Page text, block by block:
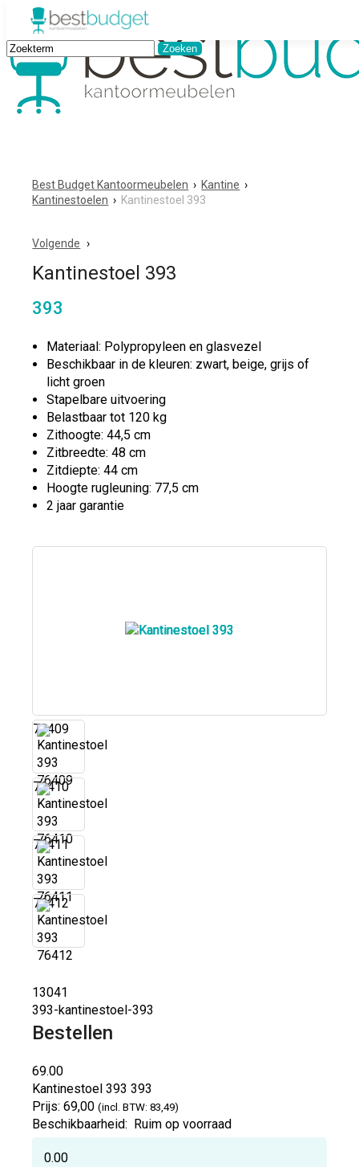
Best Budget Kantoormeubelen › Kantine ›
Kantinestoelen › Kantinestoel 393
Volgende
Kantinestoel 393
393
Materiaal: Polypropyleen en glasvezel
Beschikbaar in de kleuren: zwart, beige, grijs of
licht groen
Stapelbare uitvoering
Belastbaar tot 120 kg
Zithoogte: 44,5 cm
Zitbreedte: 48 cm
Zitdiepte: 44 cm
Hoogte rugleuning: 77,5 cm
2 jaar garantie
76409
76410
76411
76412
13041
393-kantinestoel-393
Bestellen
69.00
Kantinestoel 393393
Prijs: 69,00 (incl. BTW: 83,49)
Beschikbaarheid: Ruim op voorraad
0.00